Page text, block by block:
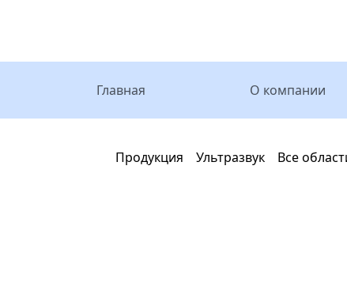
Главная О компании
Главная
Продукция Ультразвук Все